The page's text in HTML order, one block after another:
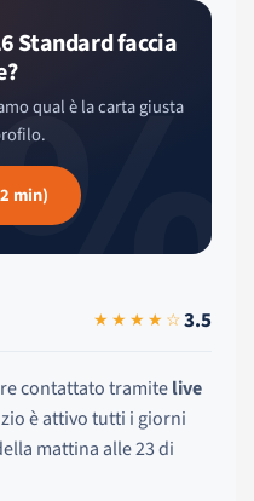
Standard faccia
qual è la carta giusta
min)
★★★★☆3.5
contattato tramitelive
è attivo tutti i giorni
mattina alle 23 di